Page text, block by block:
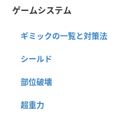
ゲームシステム
ギミックの一覧と対策法
シールド
部位破壊
超重力